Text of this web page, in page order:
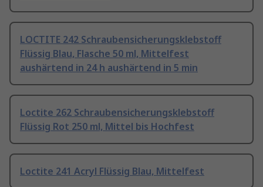
LOCTITE 242 Schraubensicherungsklebstoff
Flüssig Blau, Flasche 50 ml, Mittelfest
aushärtend in 24 h aushärtend in 5 min
Loctite 262 Schraubensicherungsklebstoff
Flüssig Rot 250 ml, Mittel bis Hochfest
Loctite 241 Acryl Flüssig Blau, Mittelfest